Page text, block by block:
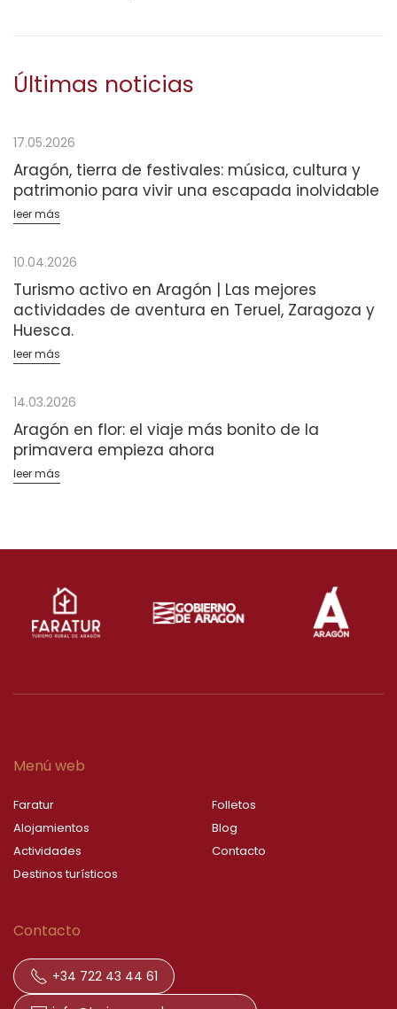
Últimas noticias
17.05.2026
Aragón, tierra de festivales: música, cultura y
patrimonio para vivir una escapada inolvidable
leer más
10.04.2026
Turismo activo en Aragón | Las mejores
actividades de aventura en Teruel, Zaragoza y
Huesca.
leer más
14.03.2026
Aragón en flor: el viaje más bonito de la
primavera empieza ahora
leer más
Menú web
Faratur
Alojamientos
Actividades
Destinos turísticos
Folletos
Blog
Contacto
Contacto
+34 722 43 44 61